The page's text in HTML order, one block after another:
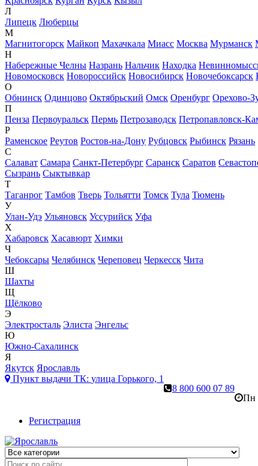
Л
Липецк Люберцы
М
Магнитогорск Майкоп Махачкала Миасс Москва Мурманск
Н
Набережные Челны Назрань Нальчик Находка
Новомосковск Новороссийск Новосибирск Новочебоксарск
О
Обнинск Одинцово Октябрьский Омск Оренбург Орехово-
П
Пенза Первоуральск Пермь Петрозаводск Петропавловск-
Р
Раменское Реутов Ростов-на-Дону Рубцовск Рыбинск Рязань
С
Салават Самара Санкт-Петербург Саранск Саратов
Сызрань Сыктывкар
Т
Таганрог Тамбов Тверь Тольятти Томск Тула Тюмень
У
Улан-Удэ Ульяновск Уссурийск Уфа
Х
Хабаровск Хасавюрт Химки
Ч
Чебоксары Челябинск Череповец Черкесск Чита
Ш
Шахты
Щ
Щёлково
Э
Электросталь Элиста Энгельс
Ю
Южно-Сахалинск
Я
Якутск Ярославль
Пункт выдачи ТК: улица Горького, 1
8 800 600 07 89
Пн
Регистрация